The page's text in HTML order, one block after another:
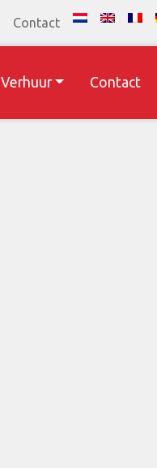
Contact
Verhuur Contact